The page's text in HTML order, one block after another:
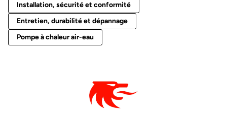
Installation, sécurité et conformité
Entretien, durabilité et dépannage
Pompe à chaleur air-eau